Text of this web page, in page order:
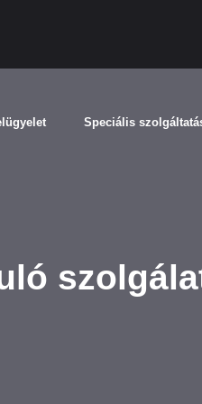
Speciális